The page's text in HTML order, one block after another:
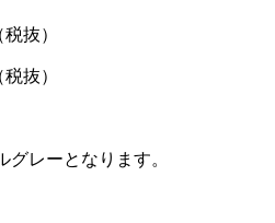
抜）
抜）
レーとなります。